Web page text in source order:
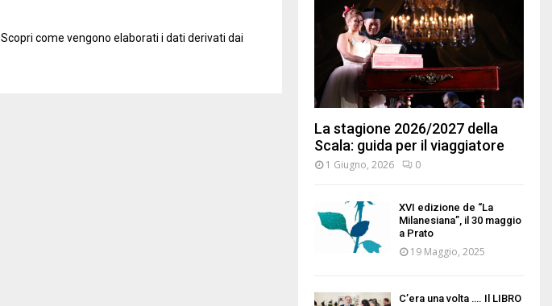
Scopri come vengono elaborati i dati derivati dai
La stagione 2026/2027 della
Scala: guida per il viaggiatore
1 Giugno, 2026 0
XVI edizione de “La
Milanesiana”, il 30 maggio
a Prato
19 Maggio, 2025
C’era una volta …. Il LIBRO